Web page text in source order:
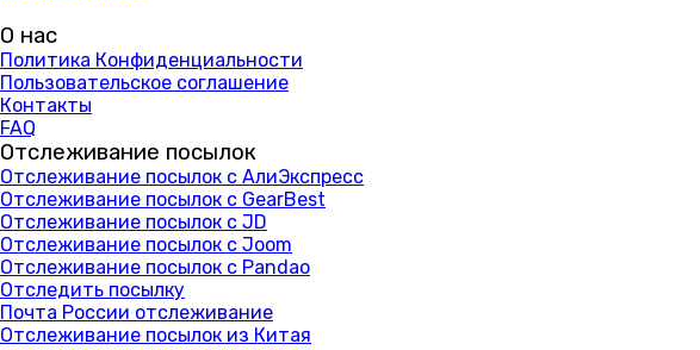
О нас
Политика Конфиденциальности
Пользовательское соглашение
Контакты
FAQ
Отслеживание посылок
Отслеживание посылок с АлиЭкспресс
Отслеживание посылок с GearBest
Отслеживание посылок с JD
Отслеживание посылок с Joom
Отслеживание посылок с Pandao
Отследить посылку
Почта России отслеживание
Отслеживание посылок из Китая